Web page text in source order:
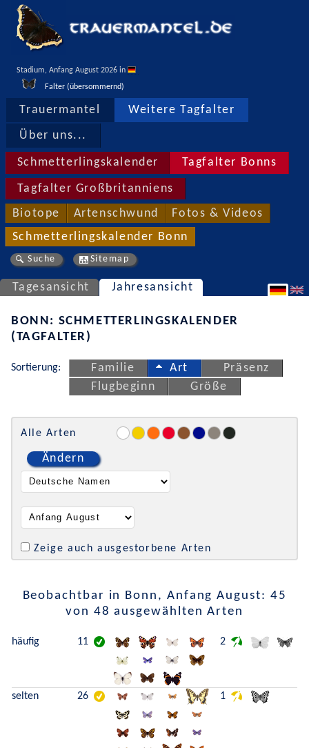
Stadium, Anfang August 2026 in
Falter (übersommernd)
Trauermantel Weitere Tagfalter
Über uns...
Schmetterlingskalender Tagfalter Bonns
Tagfalter Großbritanniens
Biotope Artenschwund Fotos & Videos
Schmetterlingskalender Bonn
Suche Sitemap
Tagesansicht Jahresansicht
BONN: SCHMETTERLINGSKALENDER
(TAGFALTER)
Sortierung: Familie Art
Präsenz
Flugbeginn
Größe
Alle Arten
Ändern
Zeige auch ausgestorbene Arten
Beobachtbar in Bonn, Anfang August: 45
von 48 ausgewählten Arten
häufig 11 2
selten 26 1